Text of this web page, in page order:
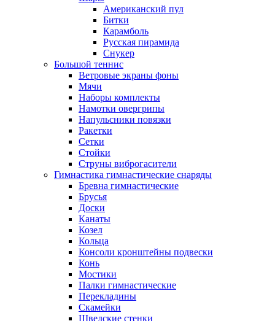
Американский пул
Битки
Карамболь
Русская пирамида
Снукер
Большой теннис
Ветровые экраны фоны
Мячи
Наборы комплекты
Намотки овергрипы
Напульсники повязки
Ракетки
Сетки
Стойки
Струны виброгасители
Гимнастика гимнастические снаряды
Бревна гимнастические
Брусья
Доски
Канаты
Козел
Кольца
Консоли кронштейны подвески
Конь
Мостики
Палки гимнастические
Перекладины
Скамейки
Шведские стенки